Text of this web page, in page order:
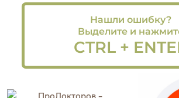
Нашли ошибку?
Выделите и
CTRL +